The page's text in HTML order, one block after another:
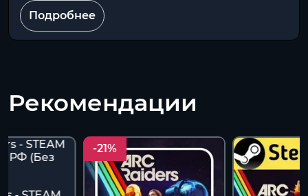
Подробнее
Рекомендации
-21%